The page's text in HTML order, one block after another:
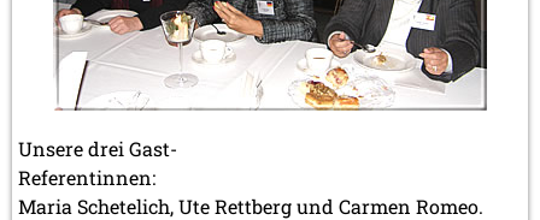
Unsere drei Gast-
Referentinnen:
Maria Schetelich, Ute Rettberg und Carmen Romeo.